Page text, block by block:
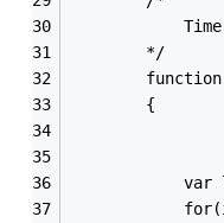
        */
        {
var